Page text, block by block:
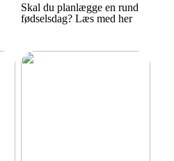
Skal du planlægge en rund
fødselsdag? Læs med her